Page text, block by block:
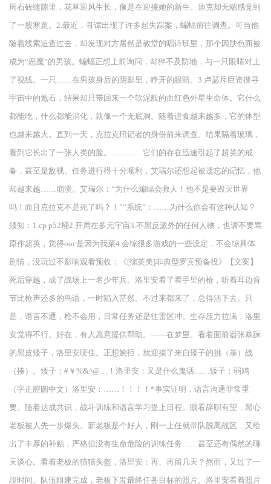
周石砖缝隙里，花草迎风生长，像是在迎接她的新生。迪克却无端感觉到
了一股寒意。2.最近，哥谭出现了许多起失踪案，蝙蝠前往调查。可当他
随着线索追查过去，却发现对方居然是教堂的唱诗班里，那个因肤色而被
成为“恶魔”的男孩。蝙蝠正想上前询问，却猝不及防地，与一只眼睛对上
了视线。一只……在男孩身后的阴影里，睁开的眼睛。3.卢瑟斥巨资搜寻
宇宙中的氪石，结果却只带回来一个软泥般的血红色外星生命体。它什么
都能吃，什么都能消化，就像一个无底洞。随着进食越来越多，它的体型
也越来越大。直到一天，克拉克用记者的身份前来调查。结果隔着玻璃，
看到它长出了一张人类的脸。…………它们的存在迅速引起了超英的戒
备，甚至是敌视。任务进行得十分顺利，艾瑞尔还想起被遗忘的记忆，他
却越来越……崩溃。艾瑞尔：“为什么蝙蝠会救人！他不是要毁灭世界
吗！而且克拉克不是死了吗？！”“系统”：……为什么你会有这种认知？
须知：1.cp p52桶2.开局在多元宇宙3.不黑反派外的任何人物，也请不要骂
原作超英，觉得ooc是因为我菜4.会综很多游戏的一些设定，不会综具体
剧情，没玩过不影响观看预收：《[综英美]非典型罗宾预备役》【文案】
死后穿越，成了战场上一名少年兵。洛里安看了看手里的枪，听着耳边音
节比枪声还多的鸟语，一时陷入茫然。不过来都来了，总得活下去。只
是，语言不通，枪不会用，日常任务还是往雷区冲。生存压力拉满，洛里
安觉得不行。好在，有人愿意提供帮助。——在梦里。看着面前嚣张暴躁
的黑皮矮子，洛里安哽住。正想婉拒，就迎接了来自矮子的挑（暴）战
（揍）。矮子：#￥%&^@…！洛里安：又是什么鬼话……矮子：弱鸡
（字正腔圆中文）洛里安：……！！！！*事实证明，语言沟通非常重
要。随着达成共识，战斗训练和语言学习提上日程。眼看辞职有望，黑心
老板被人先一步爆头。新老板是个好人，刚一上任就带队脱离战区，又给
出了丰厚的补贴，严格但没有生命危险的训练任务……甚至还有偶然的聊
天谈心。看着老板的猫猫头盔，洛里安：再、再留几天？然而，又过了一
段时间。队伍组建完成，老板下发最终任务目标的照片。洛里安看着照片